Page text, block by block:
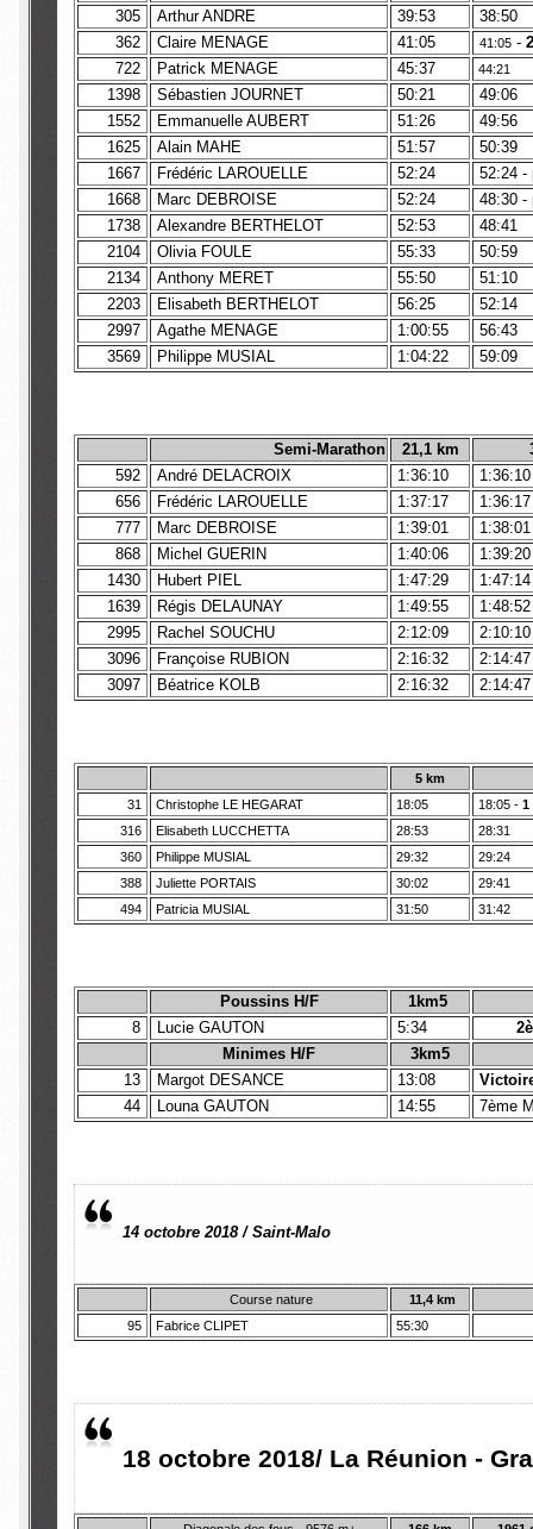
305
Arthur ANDRE 39:53
38:50
362
Claire MENAGE 41:05 41:05 -
722
Patrick MENAGE 45:37 44:21
1398 Sébastien JOURNET 50:21
49:06
1552
Emmanuelle AUBERT 51:26
49:56
1625
Alain MAHE 51:57
50:39
1667
Frédéric LAROUELLE 52:24
52:24 -
1668
Marc DEBROISE 52:24
48:30 -
1738
Alexandre BERTHELOT 52:53
48:41
2104
Olivia FOULE 55:33
50:59
2134
Anthony MERET 55:50
51:10
2203
Elisabeth BERTHELOT 56:25
52:14
2997
Agathe MENAGE 1:00:55
56:43
3569
Philippe MUSIAL 1:04:22 59:09
Semi-Marathon 21,1 km
592
André DELACROIX 1:36:10
1:36:10
656
Frédéric LAROUELLE 1:37:17
777
Marc DEBROISE 1:39:01
868
Michel GUERIN 1:40:06
1430
Hubert PIEL 1:47:29
1:47:14
1639
Régis DELAUNAY 1:49:55
1:48:52
2995
Rachel SOUCHU 2:12:09
2:10:10
3096
Françoise RUBION 2:16:32
2:14:47
3097
Béatrice KOLB 2:16:32 2:14:47
5 km
31
Christophe LE HEGARAT 18:05 18:05 -1
316
Elisabeth LUCCHETTA 28:53
28:31
360
Philippe MUSIAL 29:32
29:24
388
Juliette PORTAIS 30:02
29:41
494
Patricia MUSIAL 31:50 31:42
Poussins H/F
1km5
8
Lucie GAUTON 5:34
Minimes H/F
3km5
13
Margot DESANCE 13:08
44
Louna GAUTON 14:55 7ème
14 octobre 2018 / Saint-Malo
Course nature
11,4 km
95
Fabrice CLIPET 55:30
18 octobre 2018/ La Réunion -